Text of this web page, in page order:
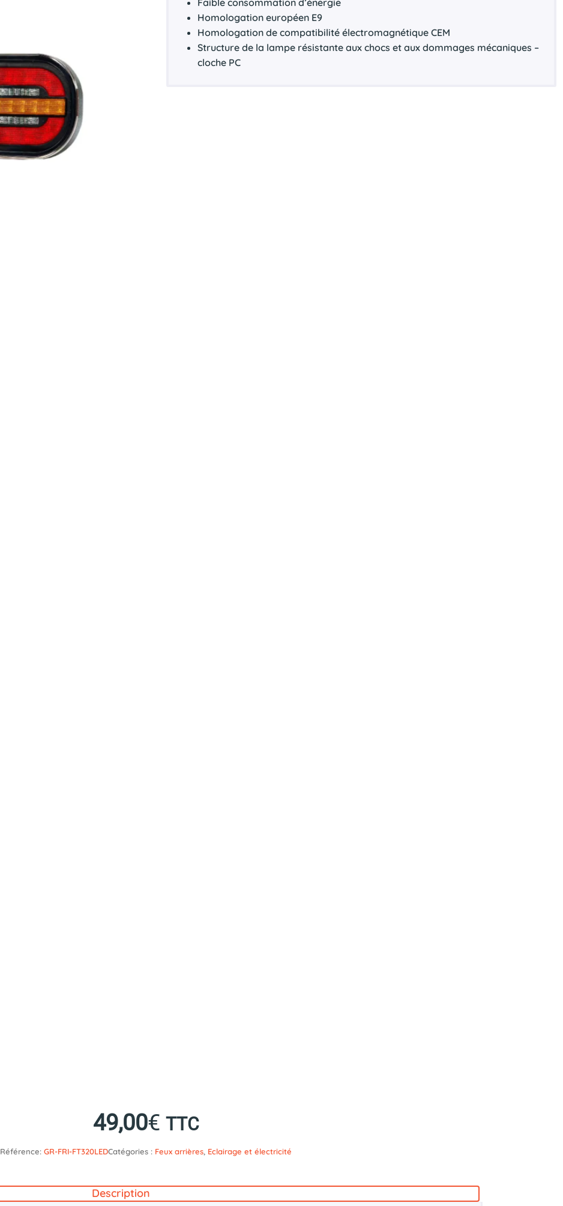
Faible consommation d’énergie
Homologation européen E9
Homologation de compatibilité électromagnétiqueCEM
Structure de la lampe résistante aux chocs et aux dommages mécaniques –
cloche PC
49,00€ TTC
Référence:GR-FRI-FT320LEDCatégories : Feux arrières, Eclairage et électricité
Description